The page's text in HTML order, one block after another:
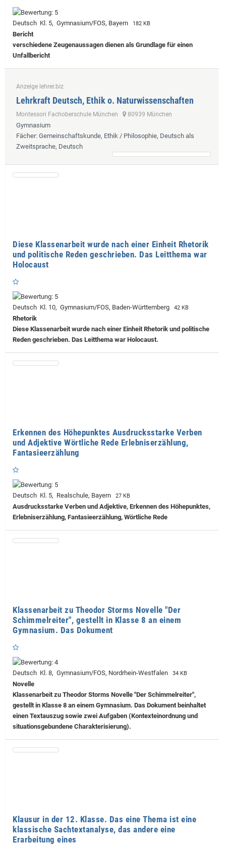
Deutsch Kl. 5, Gymnasium/FOS, Bayern 182 KB
Bericht
verschiedene Zeugenaussagen dienen als Grundlage für einen
Unfallbericht
Anzeige lehrer.biz
Lehrkraft Deutsch, Ethik o. Naturwissenschaften
Montessori Fachoberschule München 80939 München
Gymnasium
Fächer: Gemeinschaftskunde, Ethik / Philosophie, Deutsch als
Zweitsprache, Deutsch
Diese Klassenarbeit wurde nach einer Einheit Rhetorik
und politische Reden geschrieben. Das Leitthema war
Holocaust
Deutsch Kl. 10, Gymnasium/FOS, Baden-Württemberg 42 KB
Rhetorik
Diese Klassenarbeit wurde nach einer Einheit Rhetorik und politische
Reden geschrieben. Das Leitthema war Holocaust.
Erkennen des Höhepunktes Ausdrucksstarke Verben
und Adjektive Wörtliche Rede Erlebniserzählung,
Fantasieerzählung
Deutsch Kl. 5, Realschule, Bayern 27 KB
Ausdrucksstarke Verben und Adjektive, Erkennen des Höhepunktes,
Erlebniserzählung, Fantasieerzählung, Wörtliche Rede
Klassenarbeit zu Theodor Storms Novelle "Der
Schimmelreiter", gestellt in Klasse 8 an einem
Gymnasium. Das Dokument
Deutsch Kl. 8, Gymnasium/FOS, Nordrhein-Westfalen 34 KB
Novelle
Klassenarbeit zu Theodor Storms Novelle "Der Schimmelreiter",
gestellt in Klasse 8 an einem Gymnasium. Das Dokument beinhaltet
einen Textauszug sowie zwei Aufgaben (Kontexteinordnung und
situationsgebundene Charakterisierung).
Klausur in der 12. Klasse. Das eine Thema ist eine
klassische Sachtextanalyse, das andere eine
Erarbeitung eines